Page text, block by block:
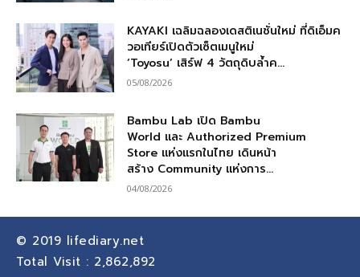
KAYAKI เฉลิมฉลองเดสติเนชั่นใหม่ ที่ดิเอ็มค
วอเทียร์เปิดตัวเซ็ตเมนูใหม่
‘Toyosu’ เสิร์ฟ 4 วัตถุดิบล้ำค...
05/08/2026
Bambu Lab เปิด Bambu
World และ Authorized Premium
Store แห่งแรกในไทย เดินหน้า
สร้าง Community แห่งการ...
04/08/2026
© 2019 lifediary.net
Total Visit : 2,862,892